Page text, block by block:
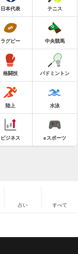
日本代表 テニス
ラグビー 中央競馬
格闘技 バドミントン
陸上 水泳
ビジネス eスポーツ
占い すべて